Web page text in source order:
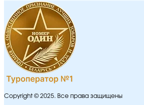
Copyright © 2025. Все права защищены